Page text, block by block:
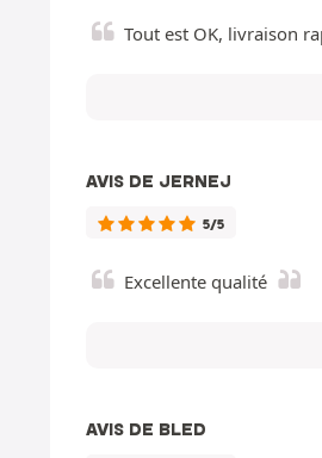
Tout est OK, livraison
AVIS DE JERNEJ
5/5
Excellente qualité
AVIS DE BLED